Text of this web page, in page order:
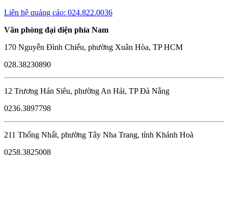
Liên hệ quảng cáo: 024.822.0036
Văn phòng đại diện phía Nam
170 Nguyễn Đình Chiểu, phường Xuân Hòa, TP HCM
028.38230890
12 Trương Hán Siêu, phường An Hải, TP Đà Nẵng
0236.3897798
211 Thống Nhất, phường Tây Nha Trang, tỉnh Khánh Hoà
0258.3825008